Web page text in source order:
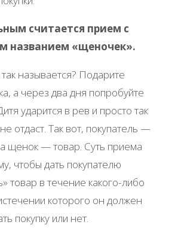
считается прием с
названием «щеночек».
называется? Подарите
а через два дня попробуйте
ударится в рев и просто так
отдаст. Так вот, покупатель —
щенок — товар. Суть приема
чтобы дать покупателю
товар в течение какого-либо
которого он должен
покупку или нет.